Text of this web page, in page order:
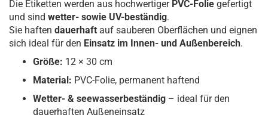
Die Etiketten werden aus hochwertiger PVC-Folie gefertigt
und sind wetter- sowie UV-beständig.
Sie haften dauerhaft auf sauberen Oberflächen und eignen
sich ideal für den Einsatz im Innen- und Außenbereich.
Größe: 12 × 30 cm
Material: PVC-Folie, permanent haftend
Wetter- & seewasserbeständig – ideal für den
dauerhaften Außeneinsatz